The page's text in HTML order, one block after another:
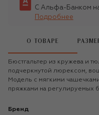
С Альфа-Банком
Подробнее
О ТОВАРЕ
Бюстгальтер из кружева и
подчеркнутой люрексом,
Модель с мягкими
пряжками на регулируемых
Бренд